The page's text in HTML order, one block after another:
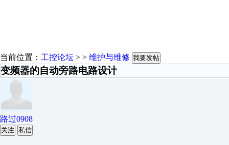
当前位置： 工控论坛 > > 维护与维修 我要发帖
变频器的自动旁路电路设计
路过0908
关注 私信